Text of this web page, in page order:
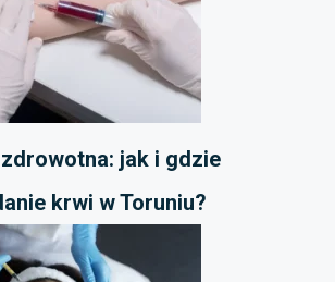
jak i gdzie
krwi w Toruniu?